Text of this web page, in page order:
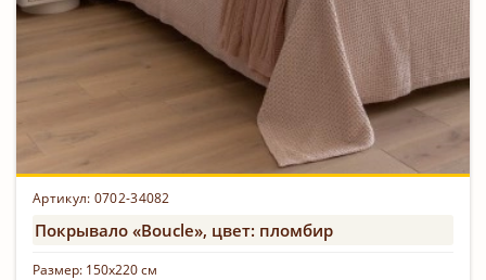
Артикул: 0702-34082
Покрывало «Boucle», цвет: пломбир
Размер: 150х220 см